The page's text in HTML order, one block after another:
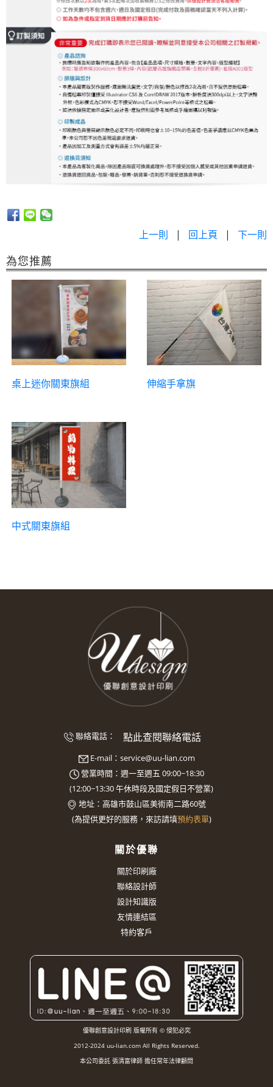
上一則 | 回上頁 | 下一則
為您推薦
桌上迷你關東旗組 伸縮手拿旗
中式關東旗組
聯絡電話： 點此查閱聯絡電話
E-mail： service@uu-lian.com
營業時間：週一至週五 09:00~18:30
(12:00~13:30午休時段及國定假日不營業)
地址： 高雄市鼓山區美術南二路60號
(為提供更好的服務，來訪請填預約表單)
關於優聯
關於印刷廠
聯絡設計師
設計知識版
友情連結區
特約客戶
優聯創意設計印刷 版權所有 © 侵犯必究
2012-2024 uu-lian.com All Rights Reserved.
本公司委託 張清富律師 擔任常年法律顧問